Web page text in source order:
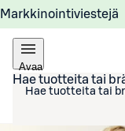
Markkinointiviestejä
Avaa
valikko
Hae tuotteita tai